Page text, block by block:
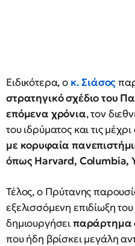
Ειδικότερα, ο κ. Σιάσος
στρατηγικό σχέδιο του
επόμενα χρόνια, τον
του ιδρύματος και τις
με κορυφαία
όπως Harvard, Columbia,
Τέλος, ο Πρύτανης
εξελισσόμενη επιδίωξη
δημιουργήσειπαράρτημα
που ήδη βρίσκει μεγάλη